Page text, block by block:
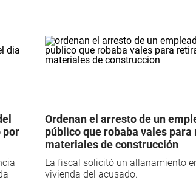
por
Ordenan el arresto de un
público que robaba vales
materiales de construcción
La fiscal solicitó un allanamiento
vivienda del acusado.